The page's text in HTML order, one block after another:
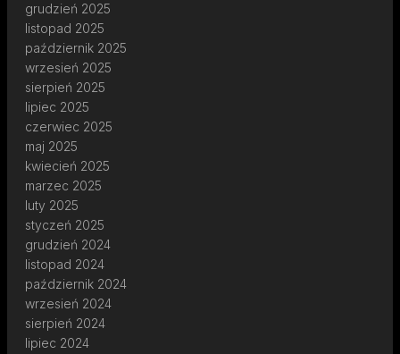
grudzień 2025
listopad 2025
październik 2025
wrzesień 2025
sierpień 2025
lipiec 2025
czerwiec 2025
maj 2025
kwiecień 2025
marzec 2025
luty 2025
styczeń 2025
grudzień 2024
listopad 2024
październik 2024
wrzesień 2024
sierpień 2024
lipiec 2024